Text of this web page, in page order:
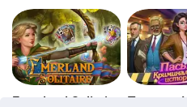
рубашке. Кроме того, если вы
секундная стрелка ни сделает
чем обычно), то карта из
игрового поля автоматически
это привычная карточная
Emerland Solitaire